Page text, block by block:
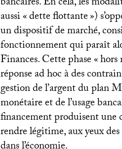
aussi «dette flottante»)
un dispositif de marché,
fonctionnement qui paraît
Finances. Cette phase «hors
réponse ad hoc à des
gestion de l’argent du plan
monétaire et de l’usage
financement produisent
rendre légitime, aux yeux